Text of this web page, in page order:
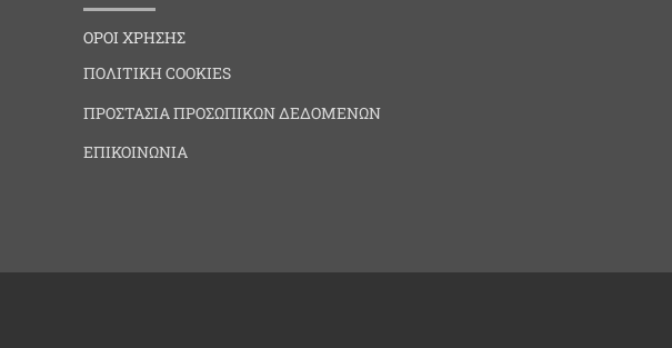
ΟΡΟΙ ΧΡΗΣΗΣ
ΠΟΛΙΤΙΚΗ COOKIES
ΠΡΟΣΤΑΣΙΑ ΠΡΟΣΩΠΙΚΩΝ ΔΕΔΟΜΕΝΩΝ
ΕΠΙΚΟΙΝΩΝΙΑ